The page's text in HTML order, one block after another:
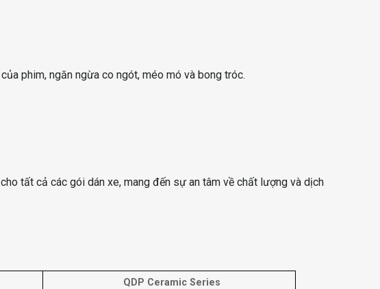
phim, ngăn ngừa co ngót, méo mó và bong tróc.
tất cả các gói dán xe, mang đến sự an tâm về chất lượng và dịch
QDP Ceramic Series